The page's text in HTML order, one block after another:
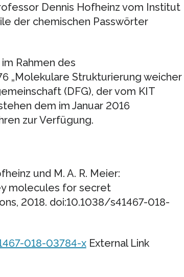
Dennis Hofheinz vom Institut
der chemischen Passwörter
Rahmen des
„Molekulare Strukturierung weicher
(DFG), der vom KIT
dem im Januar 2016
zur Verfügung.
und M. A. R. Meier:
molecules for secret
2018. doi:10.1038/s41467-018-
018-03784-xExternal Link